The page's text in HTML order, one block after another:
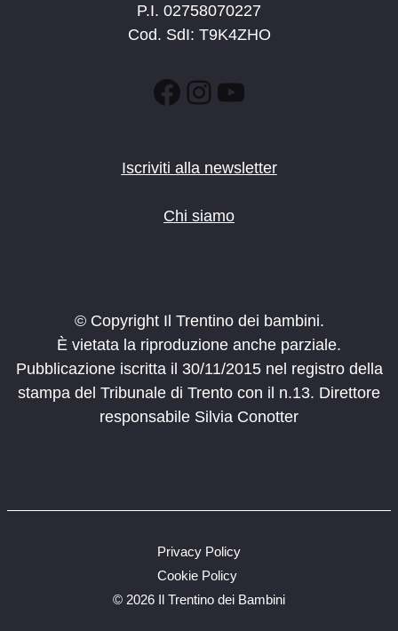
P.I. 02758070227
Cod. SdI: T9K4ZHO
Facebook
Instagram
YouTube
Iscriviti alla newsletter
Chi siamo
© Copyright Il Trentino dei bambini.
È vietata la riproduzione anche parziale.
Pubblicazione iscritta il 30/11/2015 nel registro della
stampa del Tribunale di Trento con il n.13. Direttore
responsabile Silvia Conotter
© 2026 Il Trentino dei Bambini
Privacy Policy
Cookie Policy